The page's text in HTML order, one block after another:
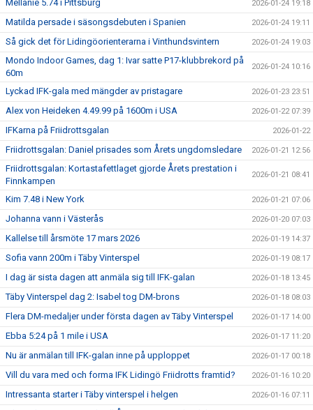
Mellanie 5.74 i Pittsburg 2026-01-24 19:18
Matilda persade i säsongsdebuten i Spanien 2026-01-24 19:11
Så gick det för Lidingöorienterarna i Vinthundsvintern 2026-01-24 19:03
Mondo Indoor Games, dag 1: Ivar satte P17-klubbrekord på
60m
2026-01-24 10:16
Lyckad IFK-gala med mängder av pristagare 2026-01-23 23:51
Alex von Heideken 4.49.99 på 1600m i USA 2026-01-22 07:39
IFKarna på Friidrottsgalan 2026-01-22
Friidrottsgalan: Daniel prisades som Årets ungdomsledare 2026-01-21 12:56
Friidrottsgalan: Kortastafettlaget gjorde Årets prestation i
Finnkampen
2026-01-21 08:41
Kim 7.48 i New York 2026-01-21 07:06
Johanna vann i Västerås 2026-01-20 07:03
Kallelse till årsmöte 17 mars 2026 2026-01-19 14:37
Sofia vann 200m i Täby Vinterspel 2026-01-19 08:17
I dag är sista dagen att anmäla sig till IFK-galan 2026-01-18 13:45
Täby Vinterspel dag 2: Isabel tog DM-brons 2026-01-18 08:03
Flera DM-medaljer under första dagen av Täby Vinterspel 2026-01-17 14:00
Ebba 5:24 på 1 mile i USA 2026-01-17 11:20
Nu är anmälan till IFK-galan inne på upploppet 2026-01-17 00:18
Vill du vara med och forma IFK Lidingö Friidrotts framtid? 2026-01-16 10:20
Intressanta starter i Täby vinterspel i helgen 2026-01-16 07:11